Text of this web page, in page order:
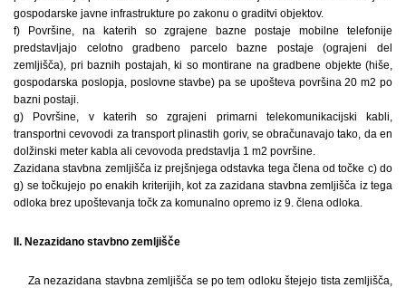
gospodarske javne infrastrukture po zakonu o graditvi objektov.
f) Površine, na katerih so zgrajene bazne postaje mobilne telefonije
predstavljajo celotno gradbeno parcelo bazne postaje (ograjeni del
zemljišča), pri baznih postajah, ki so montirane na gradbene objekte (hiše,
gospodarska poslopja, poslovne stavbe) pa se upošteva površina 20 m2 po
bazni postaji.
g) Površine, v katerih so zgrajeni primarni telekomunikacijski kabli,
transportni cevovodi za transport plinastih goriv, se obračunavajo tako, da en
dolžinski meter kabla ali cevovoda predstavlja 1 m2 površine.
Zazidana stavbna zemljišča iz prejšnjega odstavka tega člena od točke c) do
g) se točkujejo po enakih kriterijih, kot za zazidana stavbna zemljišča iz tega
odloka brez upoštevanja točk za komunalno opremo iz 9. člena odloka.
II. Nezazidano stavbno zemljišče
Za nezazidana stavbna zemljišča se po tem odloku štejejo tista zemljišča,